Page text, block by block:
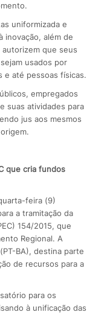
uniformizada e
inovação, além de
que seus
usados por
e até pessoas físicas.
empregados
suas atividades para
jus aos mesmos
que cria fundos
feira (9)
a tramitação da
154/2015, que
Regional. A
BA), destina parte
de recursos para a
para os
à unificação das